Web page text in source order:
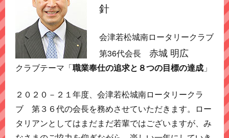
針
会津若松城南ロータリークラブ
第36代会長 赤城 明広
クラブテーマ「職業奉仕の追求と８つの目標の達成 」
２０２０－２１年度、会津若松城南ロータリークラ
ブ 第３６代の会長を務めさせていただきます。ロー
タリアンとしてはまだまだ若輩ではございますが、み